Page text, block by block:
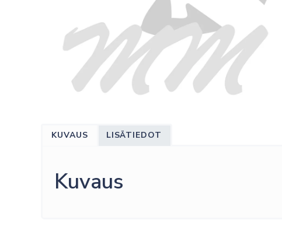
KUVAUS LISÄTIEDOT
Kuvaus